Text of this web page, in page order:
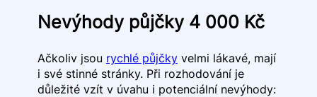
Nevýhody půjčky 4 000 Kč
Ačkoliv jsou rychlé půjčkyvelmi lákavé, mají
i své stinné stránky. Při rozhodování je
důležité vzít v úvahu i potenciální nevýhody: